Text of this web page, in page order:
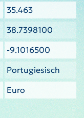
35.463
38.7398100
-9.1016500
Portugiesisch
Euro